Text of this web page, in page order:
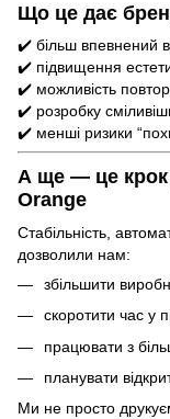
Що це дає
✔️ більш впевнений
✔️ підвищення
✔️ можливість
✔️ розробку
✔️ менші ризики
А ще — це
Orange
Стабільність,
дозволили нам:
збільшити
скоротити час у
працювати з
планувати
Ми не просто